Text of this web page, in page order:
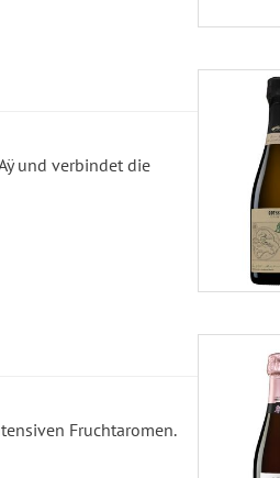
und verbindet die
Fruchtaromen.